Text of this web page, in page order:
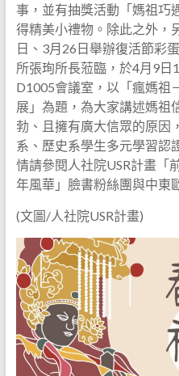
事，並有抽獎活動「媽祖巧
得精美小禮物。除此之外，
日、3月26日舉辦復活節彩
所張珣所長蒞臨，於4月9
D1005會議室，以「瘋媽祖
展」為題，為大家講述媽祖
勃、且擁有廣大信眾的原因
系、歷史系學生多元學習認
情請參閱人社院USR計畫「
年風華」臉書粉絲團與中東
(文圖/人社院USR計畫)